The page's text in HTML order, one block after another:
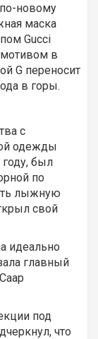
новому
маска
Gucci
в
G переносит
в горы.
с
одежды
был
по
лыжную
свой
идеально
главный
под
что